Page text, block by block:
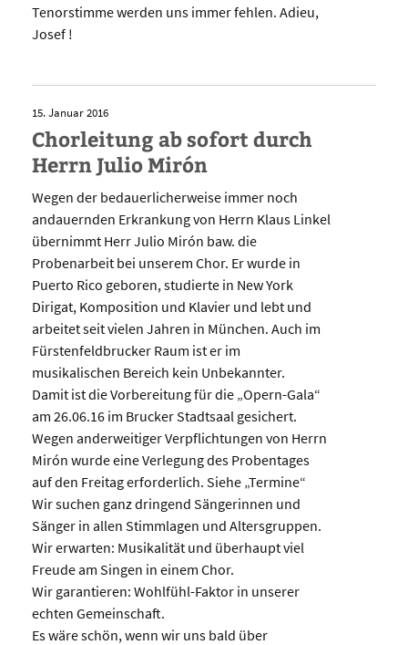
Tenorstimme werden uns immer fehlen. Adieu,
Josef !
15. Januar 2016
Chorleitung ab sofort durch
Herrn Julio Mirón
Wegen der bedauerlicherweise immer noch
andauernden Erkrankung von Herrn Klaus Linkel
übernimmt Herr Julio Mirón baw. die
Probenarbeit bei unserem Chor. Er wurde in
Puerto Rico geboren, studierte in New York
Dirigat, Komposition und Klavier und lebt und
arbeitet seit vielen Jahren in München. Auch im
Fürstenfeldbrucker Raum ist er im
musikalischen Bereich kein Unbekannter.
Damit ist die Vorbereitung für die „Opern-Gala“
am 26.06.16 im Brucker Stadtsaal gesichert.
Wegen anderweitiger Verpflichtungen von Herrn
Mirón wurde eine Verlegung des Probentages
auf den Freitag erforderlich. Siehe „Termine“
Wir suchen ganz dringend Sängerinnen und
Sänger in allen Stimmlagen und Altersgruppen.
Wir erwarten: Musikalität und überhaupt viel
Freude am Singen in einem Chor.
Wir garantieren: Wohlfühl-Faktor in unserer
echten Gemeinschaft.
Es wäre schön, wenn wir uns bald über